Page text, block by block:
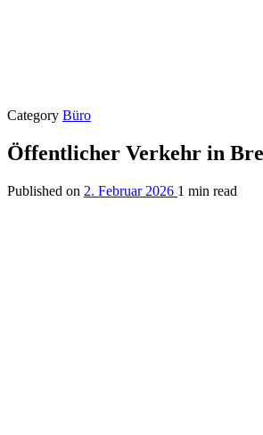
Category Büro
Öffentlicher Verkehr in
Published on 2. Februar 2026 1 min read